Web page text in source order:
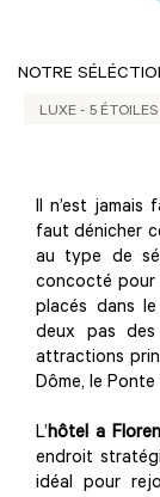
NOTRE
LUXE - 5 ÉTOILES
Il n’est jamais
faut dénicher
au type de
concocté pour
placés dans
deux pas
attractions
Dôme, le Ponte
L’hôtel a
endroit
idéal pour